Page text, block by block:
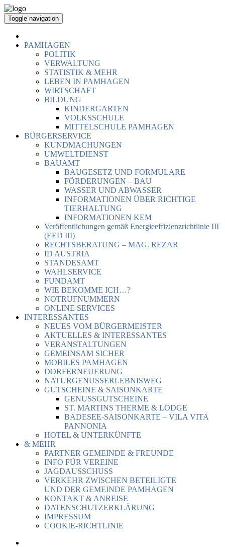
Toggle navigation
PAMHAGEN
POLITIK
VERWALTUNG
STATISTIK & MEHR
LEBEN IN PAMHAGEN
WIRTSCHAFT
BILDUNG
KINDERGARTEN
VOLKSSCHULE
MITTELSCHULE PAMHAGEN
BÜRGERSERVICE
KUNDMACHUNGEN
UMWELTDIENST
BAUAMT
BAUGESETZ UND FORMULARE
FÖRDERUNGEN – BAU
WASSER UND ABWASSER
INFORMATIONEN ÜBER RICHTIGE
TIERHALTUNG
INFORMATIONEN KEM
Veröffentlichungen gemäß Energieeffizienzrichtlinie III
(EED III)
RECHTSBERATUNG – MAG. REZAR
ID AUSTRIA
STANDESAMT
WAHLSERVICE
FUNDAMT
WIE BEKOMME ICH…?
NOTRUFNUMMERN
ONLINE SERVICES
INTERESSANTES
NEUES VOM BÜRGERMEISTER
AKTUELLES & INTERESSANTES
VERANSTALTUNGEN
GEMEINSAM SICHER
MOBILES PAMHAGEN
DORFERNEUERUNG
NATURGENUSSERLEBNISWEG
GUTSCHEINE & SAISONKARTE
GENUSSGUTSCHEINE
ST. MARTINS THERME & LODGE
BADESEE-SAISONKARTE – VILA VITA
PANNONIA
HOTEL & UNTERKÜNFTE
& MEHR
PARTNER GEMEINDE & FREUNDE
INFO FÜR VEREINE
JAGDAUSSCHUSS
VERKEHR ZWISCHEN BETEILIGTE
UND DER GEMEINDE PAMHAGEN
KONTAKT & ANREISE
DATENSCHUTZERKLÄRUNG
IMPRESSUM
COOKIE-RICHTLINIE